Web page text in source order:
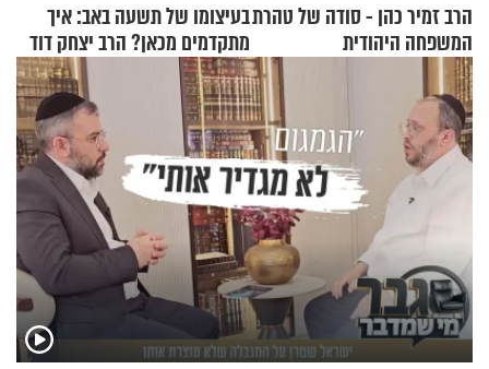
הרב זמיר כהן - סודה של טהרת
המשפחה היהודית
בעיצומו של תשעה באב: איך
מתקדמים מכאן? הרב יצחק דוד
גרוסמן בשיחה מיוחדת